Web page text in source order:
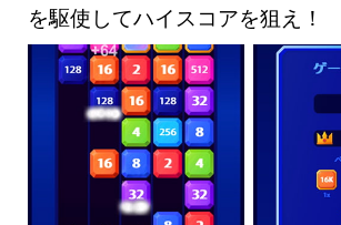
を駆使してハイスコアを狙え！